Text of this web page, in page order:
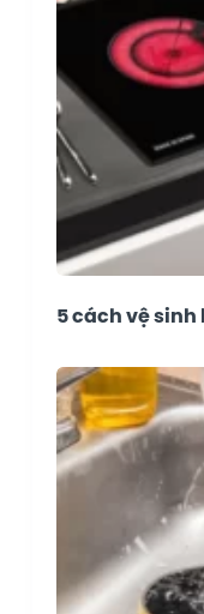
5 cách vệ